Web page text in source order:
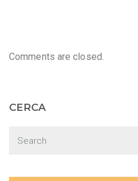
Comments are closed.
CERCA